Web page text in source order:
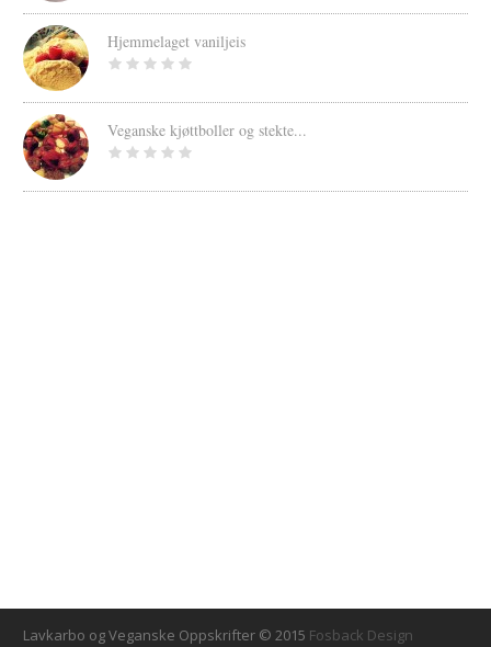
Hjemmelaget vaniljeis
Veganske kjøttboller og stekte...
Lavkarbo og Veganske Oppskrifter © 2015 Fosback Design